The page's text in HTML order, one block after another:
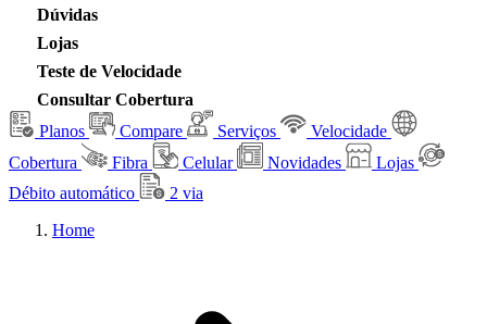
Dúvidas
Lojas
Teste de Velocidade
Consultar Cobertura
Planos
Compare Serviços
Velocidade
Cobertura
Fibra Celular Novidades
Lojas
Débito automático
2 via
Home